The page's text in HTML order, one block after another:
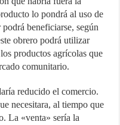
lo pondrá al uso de
beneficiarse, según
obrero podrá utilizar
productos agrícolas que
comunitario.
reducido el comercio.
necesitara, al tiempo que
La «venta» sería la